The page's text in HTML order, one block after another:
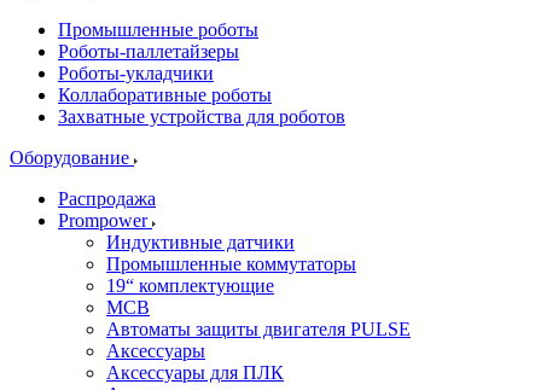
Промышленные роботы
Роботы-паллетайзеры
Роботы-укладчики
Коллаборативные роботы
Захватные устройства для роботов
Оборудование
Распродажа
Prompower
Индуктивные датчики
Промышленные коммутаторы
19“ комплектующие
MCB
Автоматы защиты двигателя PULSE
Аксессуары
Аксессуары для ПЛК